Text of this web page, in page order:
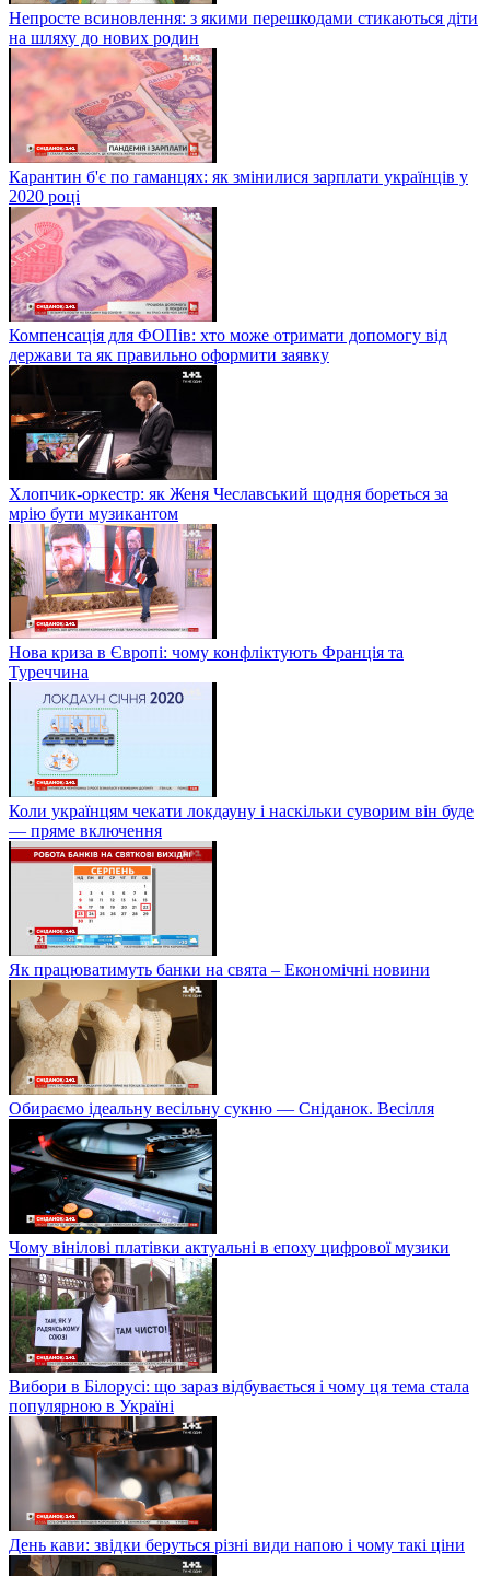
Непросте всиновлення: з якими перешкодами стикаються діти
на шляху до нових родин
Карантин б'є по гаманцях: як змінилися зарплати українців у
2020 році
Компенсація для ФОПів: хто може отримати допомогу від
держави та як правильно оформити заявку
Хлопчик-оркестр: як Женя Чеславський щодня бореться за
мрію бути музикантом
Нова криза в Європі: чому конфліктують Франція та
Туреччина
Коли українцям чекати локдауну і наскільки суворим він буде
— пряме включення
Як працюватимуть банки на свята – Економічні новини
Обираємо ідеальну весільну сукню — Сніданок. Весілля
Чому вінілові платівки актуальні в епоху цифрової музики
Вибори в Білорусі: що зараз відбувається і чому ця тема стала
популярною в Україні
День кави: звідки беруться різні види напою і чому такі ціни